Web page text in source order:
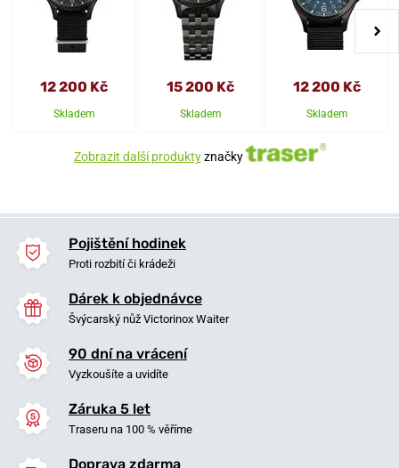
12 200 Kč
Skladem
15 200 Kč
Skladem
12 200 Kč
Skladem
Zobrazit další produktyznačky
Pojištění hodinek
Proti rozbití či krádeži
Dárek k objednávce
Švýcarský nůž Victorinox Waiter
90 dní na vrácení
Vyzkoušíte a uvidíte
Záruka 5 let
Traseru na 100 % věříme
Doprava zdarma